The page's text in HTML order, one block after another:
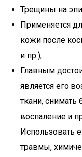
Трещины на
Применяется
кожи после
и пр.);
Главным
является его
ткани, снимать
воспаление и
Использовать
травмы,